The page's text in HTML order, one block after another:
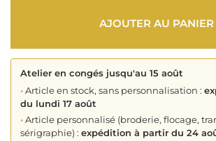
AJOUTER AU PANIER
Atelier en congés jusqu'au 15 août
•Article en stock, sans personnalisation :
du lundi 17 août
•Article personnalisé (broderie, flocage,
sérigraphie) : expédition à partir du 24